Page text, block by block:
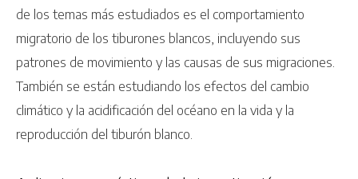
de los temas más estudiados es el comportamiento
migratorio de los tiburones blancos, incluyendo sus
patrones de movimiento y las causas de sus migraciones.
También se están estudiando los efectos del cambio
climático y la acidificación del océano en la vida y la
reproducción del tiburón blanco.